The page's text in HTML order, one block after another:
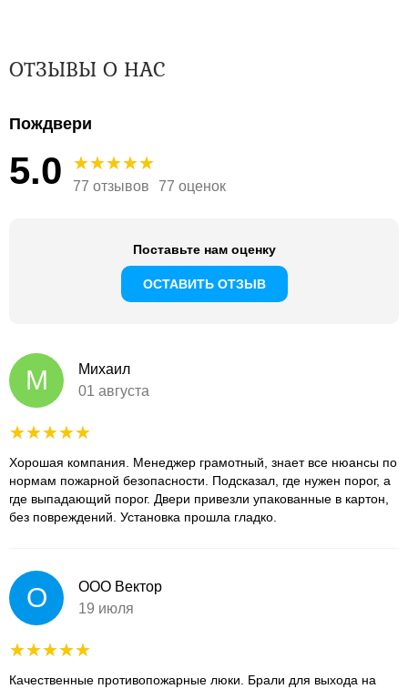
ОТЗЫВЫ О НАС
Пождвери
5.0 77 отзывов 77 оценок
Поставьте нам оценку
ОСТАВИТЬ ОТЗЫВ
М
Михаил
01 августа
Хорошая компания. Менеджер грамотный, знает все нюансы по
нормам пожарной безопасности. Подсказал, где нужен порог, а
где выпадающий порог. Двери привезли упакованные в картон,
без повреждений. Установка прошла гладко.
О
ООО Вектор
19 июля
Качественные противопожарные люки. Брали для выхода на